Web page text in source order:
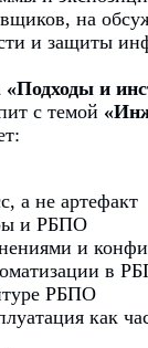
на
и защиты
«Подходы и
с темой
а не артефакт
и РБПО
и
в
РБПО
как